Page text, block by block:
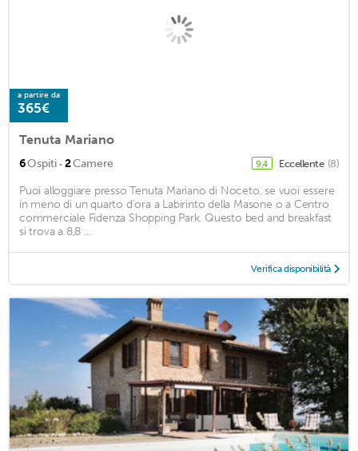
a partire da
365€
Tenuta Mariano
6Ospiti · 2Camere 9,4 Eccellente (8)
Puoi alloggiare presso Tenuta Mariano di Noceto, se vuoi essere
in meno di un quarto d'ora a Labirinto della Masone o a Centro
commerciale Fidenza Shopping Park. Questo bed and breakfast
si trova a 8,8 ...
Verifica disponibilità